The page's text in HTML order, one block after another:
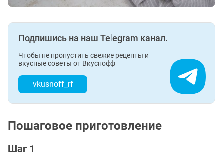
Подпишись на наш Telegram канал.
Чтобы не пропустить свежие рецепты и
вкусные советы от Вкуснофф
vkusnoff_rf
Пошаговое приготовление
Шаг 1